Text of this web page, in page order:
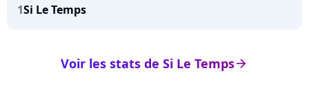
1Si Le Temps
arrow_right
Voir les stats de Si Le Temps